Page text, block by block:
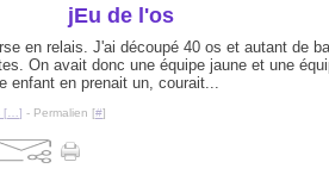
jEu de l'os
en relais. J'ai découpé 40 os et autant de
On avait donc une équipe jaune et une
enfant en prenait un, courait...
[ ] - Permalien [#]